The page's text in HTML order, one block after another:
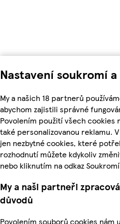
Nastavení soukromí
My a našich 18 partnerů
abychom zajistili správné
Povolením použití všech cookies
také personalizovanou reklamu.
jen nezbytné cookies, které
rozhodnutí můžete kdykoliv
nebo kliknutím na odkaz
My a naši partneři
důvodů
Povolením souborů cookies